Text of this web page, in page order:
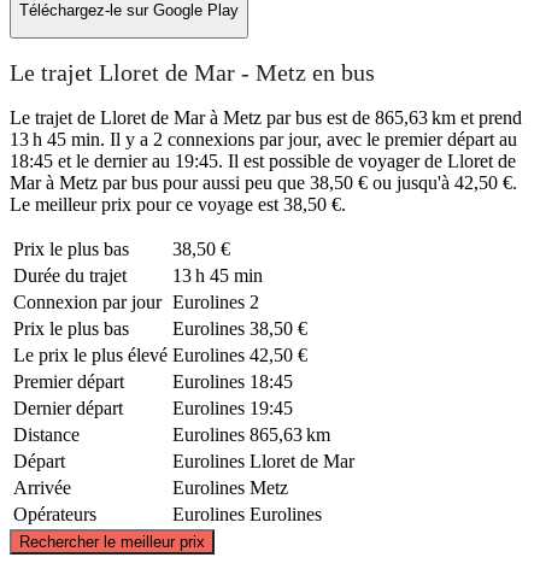
Téléchargez-le sur Google Play
Le trajet Lloret de Mar - Metz en bus
Le trajet de Lloret de Mar à Metz par bus est de 865,63 km et prend
13 h 45 min. Il y a 2 connexions par jour, avec le premier départ au
18:45 et le dernier au 19:45. Il est possible de voyager de Lloret de
Mar à Metz par bus pour aussi peu que 38,50 € ou jusqu'à 42,50 €.
Le meilleur prix pour ce voyage est 38,50 €.
Prix ​​le plus bas
38,50 €
Durée du trajet
13 h 45 min
Connexion par jour Eurolines 2
Prix ​​le plus bas
Eurolines 38,50 €
Le prix le plus élevé Eurolines 42,50 €
Premier départ
Eurolines 18:45
Dernier départ
Eurolines 19:45
Distance
Eurolines 865,63 km
Départ
Eurolines Lloret de Mar
Arrivée
Eurolines Metz
Opérateurs
Eurolines Eurolines
Rechercher le meilleur prix
©CARTO